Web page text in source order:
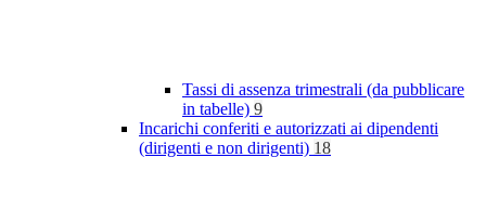
Tassi di assenza trimestrali (da pubblicare
in tabelle) 9
Incarichi conferiti e autorizzati ai dipendenti
(dirigenti e non dirigenti) 18